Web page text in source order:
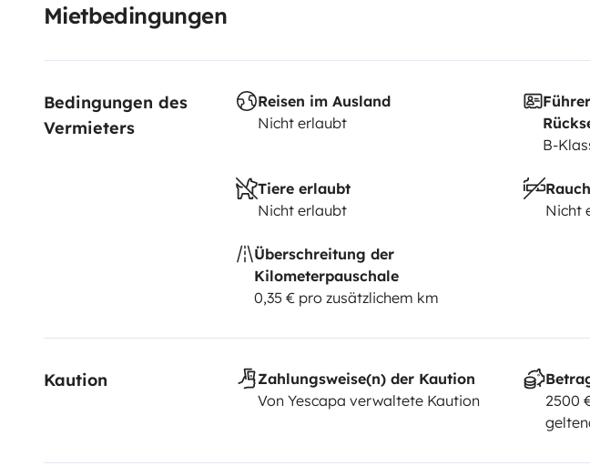
Mietbedingungen
Bedingungen des
Vermieters
Reisen im Ausland
Nicht erlaubt
B-
Tiere erlaubt
Nicht erlaubt
Nicht
Überschreitung der
Kilometerpauschale
0,35 € pro zusätzlichem km
Kaution
Zahlungsweise(n) der Kaution
Von Yescapa verwaltete Kaution
2500